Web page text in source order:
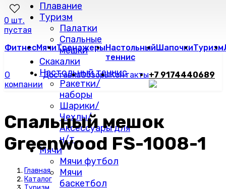
Плавание
Туризм
Палатки
Спальные
мешки
Скакалки
Настольный теннис
Ракетки/
наборы
Шарики/
Чехлы/
Аксессуары для
н/т
Мячи
Мячи футбол
Мячи
баскетбол
0 шт.
пустая
ФитнесМячиТренажерыНастольный
теннис
ШапочкиТуризм
О
компании
ДоставкаОбзорыКонтакты+7 9174440689
Спальный мешок
Greenwood FS-1008-1
Главная
Каталог